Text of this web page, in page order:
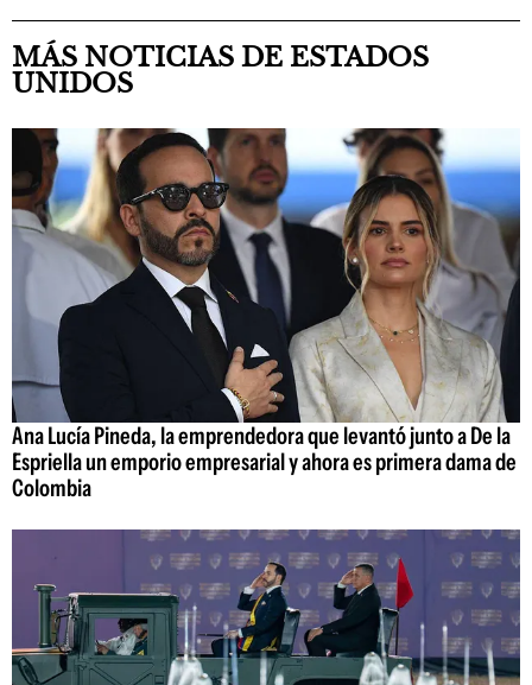
MÁS NOTICIAS DE ESTADOS
UNIDOS
Ana Lucía Pineda, la emprendedora que levantó junto a De la
Espriella un emporio empresarial y ahora es primera dama de
Colombia